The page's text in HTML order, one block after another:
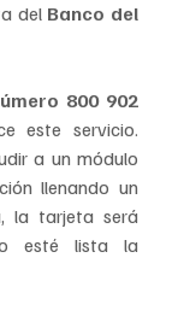
del Banco del
800 902
este servicio.
a un módulo
llenando un
la tarjeta será
esté lista la